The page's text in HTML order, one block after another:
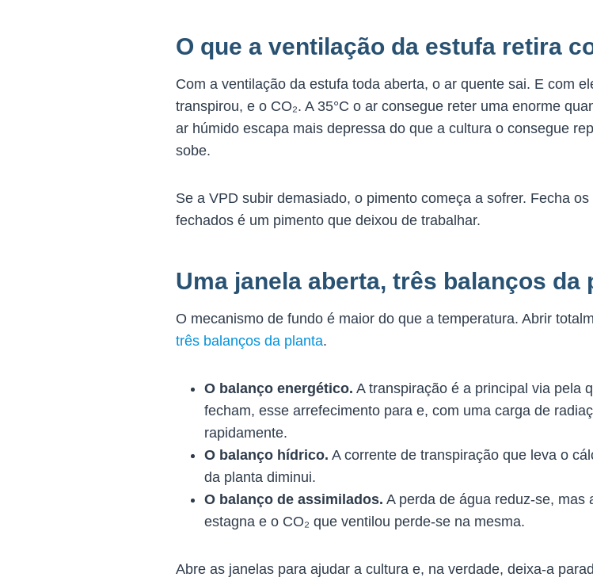
O que a ventilação da estufa retira
Com a ventilação da estufa toda aberta, o ar quente sai. E com
transpirou, e o CO₂. A 35°C o ar consegue reter uma enorme
ar húmido escapa mais depressa do que a cultura o consegue
sobe.
Se a VPD subir demasiado, o pimento começa a sofrer. Fecha
fechados é um pimento que deixou de trabalhar.
Uma janela aberta, três balanços da
O mecanismo de fundo é maior do que a temperatura. Abrir
três balanços da planta.
O balanço energético. A transpiração é a principal via pela
fecham, esse arrefecimento para e, com uma carga de
rapidamente.
O balanço hídrico. A corrente de transpiração que leva o
da planta diminui.
O balanço de assimilados. A perda de água reduz-se, mas
estagna e o CO₂ que ventilou perde-se na mesma.
Abre as janelas para ajudar a cultura e, na verdade, deixa-a